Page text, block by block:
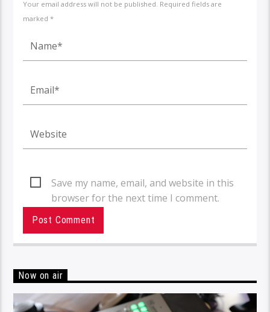
Your email address will not be published. Required fields are
marked *
Save my name, email, and website in this
browser for the next time I comment.
Now on air